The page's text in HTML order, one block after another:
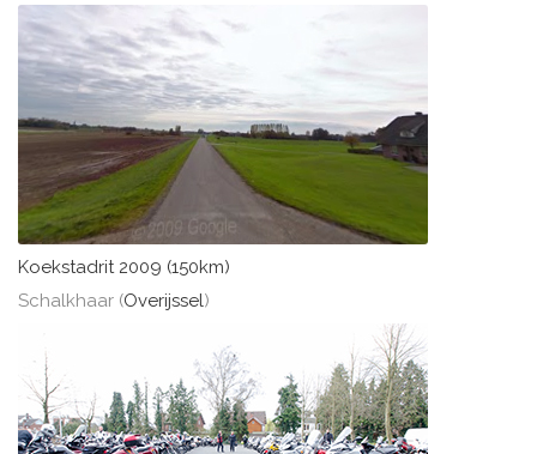
Koekstadrit 2009 (150km)
Schalkhaar (Overijssel)